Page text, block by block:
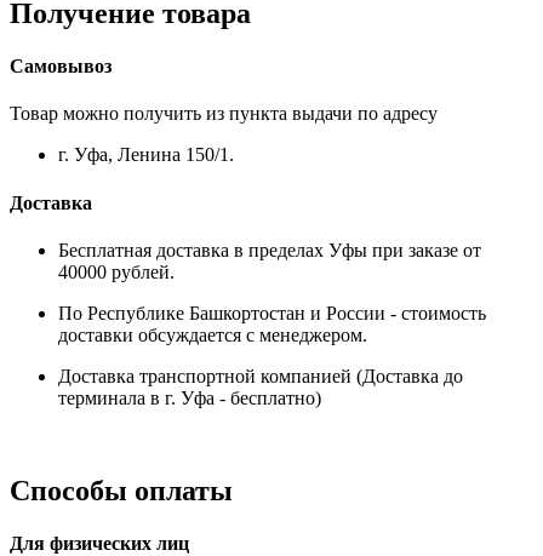
Получение товара
Самовывоз
Товар можно получить из пункта выдачи по адресу
г. Уфа, Ленина 150/1.
Доставка
Бесплатная доставка в пределах Уфы при заказе от
40000 рублей.
По Республике Башкортостан и России - стоимость
доставки обсуждается с менеджером.
Доставка транспортной компанией (Доставка до
терминала в г. Уфа - бесплатно)
Способы оплаты
Для физических лиц